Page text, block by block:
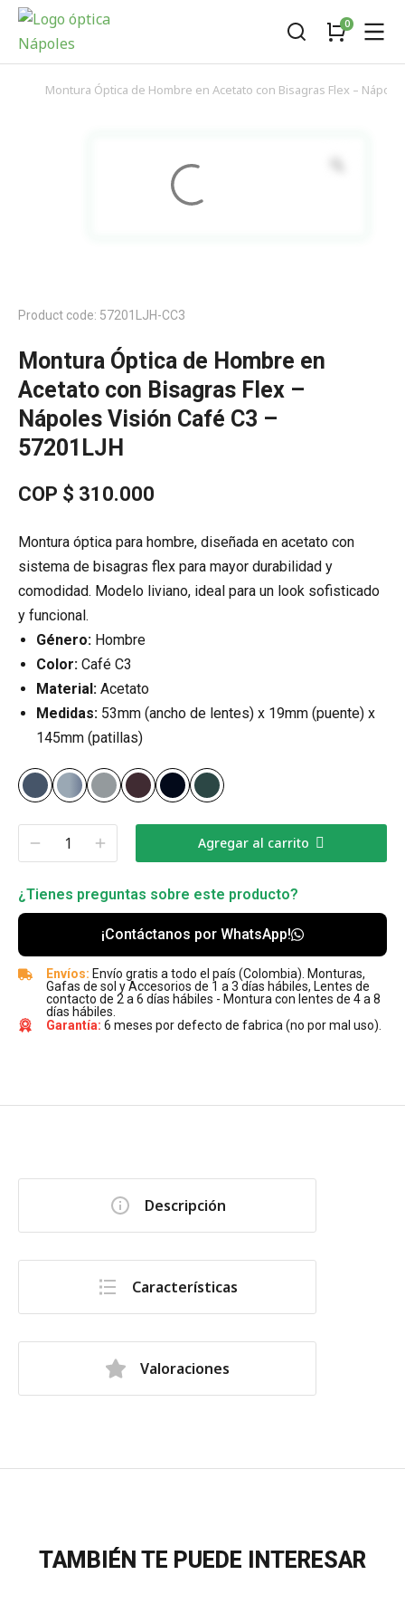
You are here:
Montura Óptica de Hombre en Acetato con Bisagras Flex –
Product code: 57201LJH-CC3
Montura Óptica de Hombre en
Acetato con Bisagras Flex –
Nápoles Visión Café C3 –
57201LJH
COP $ 310.000
Montura óptica para hombre, diseñada en acetato con
sistema de bisagras flex para mayor durabilidad y
comodidad. Modelo liviano, ideal para un look sofisticado
y funcional.
Género: Hombre
Color: Café C3
Material: Acetato
Medidas: 53mm (ancho de lentes) x 19mm (puente) x
145mm (patillas)
Agregar al carrito
¿Tienes preguntas sobre este producto?
¡Contáctanos por WhatsApp!
Envíos: Envío gratis a todo el país (Colombia). Monturas,
Gafas de sol y Accesorios de 1 a 3 días hábiles, Lentes de
contacto de 2 a 6 días hábiles - Montura con lentes de 4 a 8
días hábiles.
Garantía: 6 meses por defecto de fabrica (no por mal uso).
Descripción
Características
Valoraciones
TAMBIÉN TE PUEDE INTERESAR